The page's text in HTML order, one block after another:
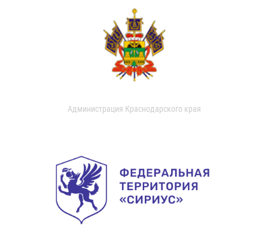
Администрация Краснодарского края